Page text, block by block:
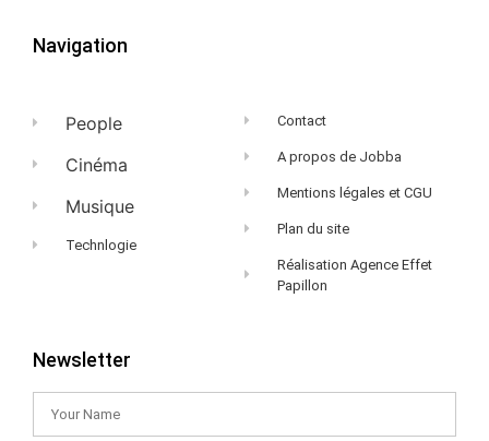
Navigation
People
Cinéma
Musique
Technlogie
Contact
A propos de Jobba
Mentions légales et CGU
Plan du site
Réalisation Agence Effet
Papillon
Newsletter